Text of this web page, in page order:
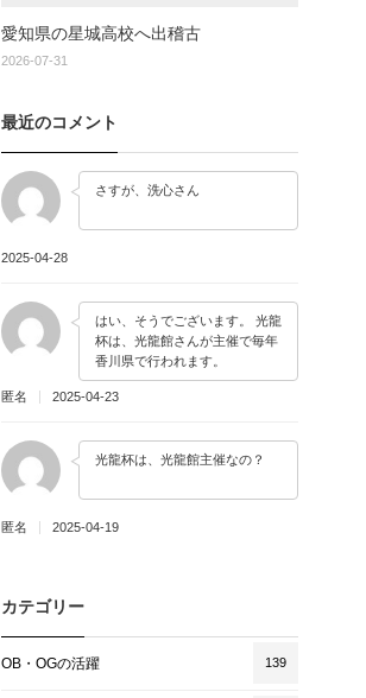
愛知県の星城高校へ出稽古
2026-07-31
最近のコメント
さすが、洗心さん
2025-04-28
はい、そうでございます。 光龍
杯は、光龍館さんが主催で毎年
香川県で行われます。
匿名 2025-04-23
光龍杯は、光龍館主催なの？
匿名 2025-04-19
カテゴリー
OB・OGの活躍 139